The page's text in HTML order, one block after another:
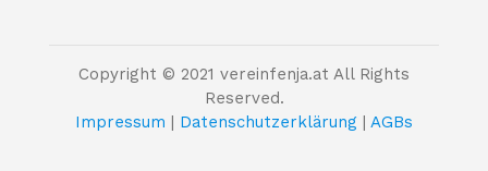
Copyright © 2021 vereinfenja.at All Rights
Reserved.
Impressum
Datenschutzerklärung AGBs